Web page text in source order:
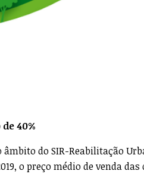
40%
do SIR-Reabilitação
o preço médio de venda das